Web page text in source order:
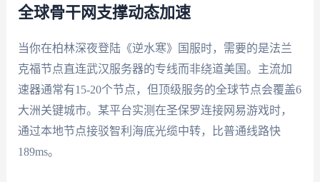
全球骨干网支撑动态加速
当你在柏林深夜登陆《逆水寒》国服时，需要的是法兰
克福节点直连武汉服务器的专线而非绕道美国。主流加
速器通常有15-20个节点，但顶级服务的全球节点会覆盖6
大洲关键城市。某平台实测在圣保罗连接网易游戏时，
通过本地节点接驳智利海底光缆中转，比普通线路快
189ms。